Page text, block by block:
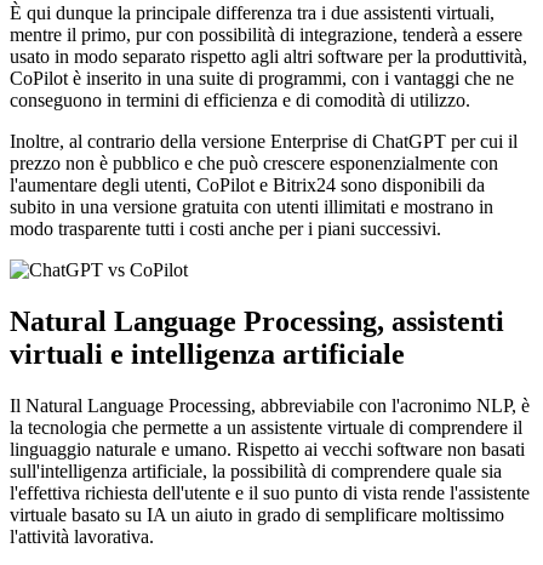
È qui dunque la principale differenza tra i due assistenti virtuali,
mentre il primo, pur con possibilità di integrazione, tenderà a essere
usato in modo separato rispetto agli altri software per la produttività,
CoPilot è inserito in una suite di programmi, con i vantaggi che ne
conseguono in termini di efficienza e di comodità di utilizzo.
Inoltre, al contrario della versione Enterprise di ChatGPT per cui il
prezzo non è pubblico e che può crescere esponenzialmente con
l'aumentare degli utenti, CoPilot e Bitrix24 sono disponibili da
subito in una versione gratuita con utenti illimitati e mostrano in
modo trasparente tutti i costi anche per i piani successivi.
Natural Language Processing, assistenti
virtuali e intelligenza artificiale
Il Natural Language Processing, abbreviabile con l'acronimo NLP, è
la tecnologia che permette a un assistente virtuale di comprendere il
linguaggio naturale e umano. Rispetto ai vecchi software non basati
sull'intelligenza artificiale, la possibilità di comprendere quale sia
l'effettiva richiesta dell'utente e il suo punto di vista rende l'assistente
virtuale basato su IA un aiuto in grado di semplificare moltissimo
l'attività lavorativa.